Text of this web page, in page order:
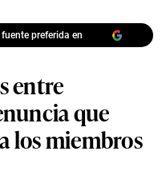
preferida en
entre
que
los miembros